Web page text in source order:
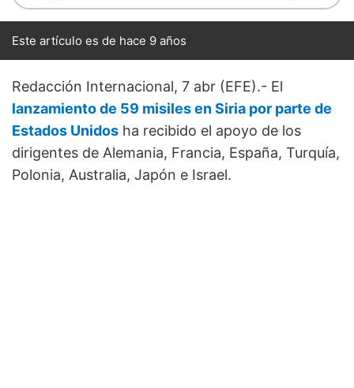
Este artículo es de hace 9 años
Redacción Internacional, 7 abr (EFE).- El
lanzamiento de 59 misiles en Siria por parte de
Estados Unidos ha recibido el apoyo de los
dirigentes de Alemania, Francia, España, Turquía,
Polonia, Australia, Japón e Israel.